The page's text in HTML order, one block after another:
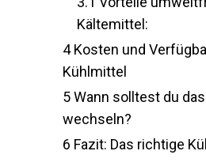
Kältemittel:
4Kosten und
Kühlmittel
5Wann solltest du
wechseln?
6 Fazit: Das richtige